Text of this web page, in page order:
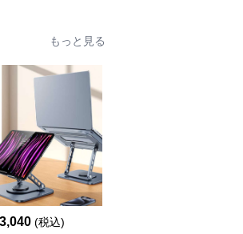
もっと見る
3,040 (税込)